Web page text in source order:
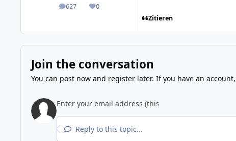
627
posts 0
Reputation
Zitieren
Join the conversation
You can post now and register later. If you have an account,
Reply to this topic...